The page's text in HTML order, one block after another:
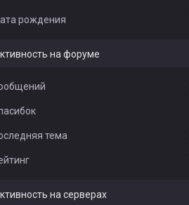
рождения
на форуме
тема
на серверах